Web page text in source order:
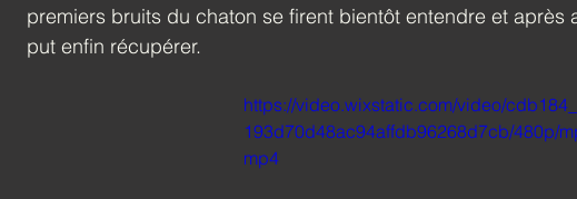
premiers bruits du chaton se firent bientôt entendre et après
put enfin récupérer.
https://video.wixstatic.com/video/
193d70d48ac94affdb96268d7cb/480p/
mp4